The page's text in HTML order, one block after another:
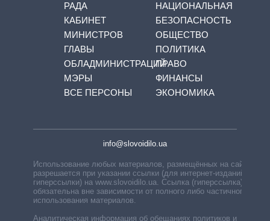
РАДА
КАБИНЕТ
МИНИСТРОВ
ГЛАВЫ
ОБЛАДМИНИСТРАЦИЙ
МЭРЫ
ВСЕ ПЕРСОНЫ
НАЦИОНАЛЬНАЯ
БЕЗОПАСНОСТЬ
ОБЩЕСТВО
ПОЛИТИКА
ПРАВО
ФИНАНСЫ
ЭКОНОМИКА
info@slovoidilo.ua
Использование любых материалов, размещённых на сайте,
разрешается при указании ссылки (для интернет-изданий —
гиперссылки) на www.slovoidilo.ua. Ссылка (гиперссылка)
обязательна вне зависимости от полного либо частичного
использования материалов.
Аналитическая информация об обещаниях политиков и